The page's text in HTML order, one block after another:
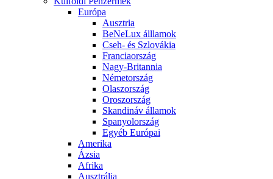
Európa
Ausztria
BeNeLux álllamok
Cseh- és Szlovákia
Franciaország
Nagy-Britannia
Németország
Olaszország
Oroszország
Skandináv államok
Spanyolország
Egyéb Európai
Amerika
Ázsia
Afrika
Ausztrália